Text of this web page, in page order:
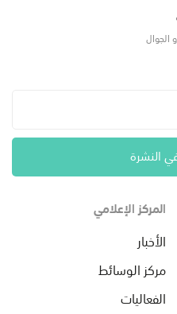
الجوال
النشرة
المركز الإعلامي
الأخبار
مركز الوسائط
الفعاليات